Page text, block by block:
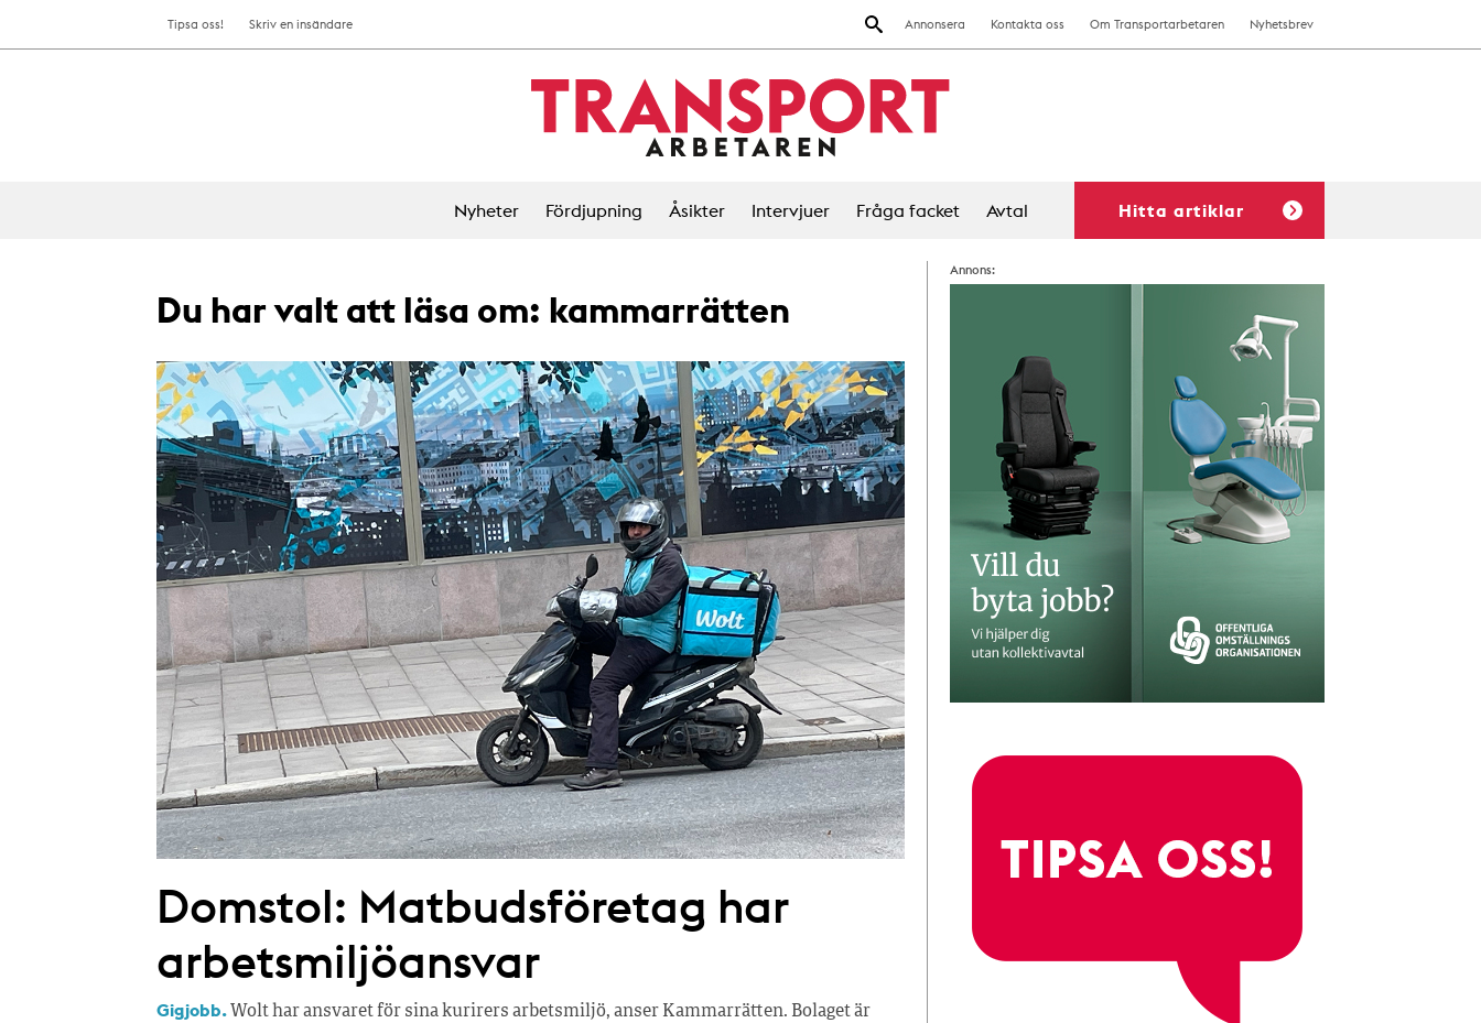
Annonsera Kontakta oss Om Transportarbetaren Nyhetsbrev
Tipsa oss! Skriv en insändare
Nyheter Fördjupning Åsikter Intervjuer Fråga facket Avtal Hitta artiklar
Du har valt att läsa om: kammarrätten
Domstol: Matbudsföretag har
arbetsmiljöansvar
Gigjobb. Wolt har ansvaret för sina kurirers arbetsmiljö, anser Kammarrätten. Bolaget är
Annons: